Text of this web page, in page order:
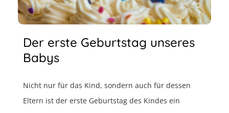
Der erste Geburtstag unseres
Babys
Nicht nur für das Kind, sondern auch für dessen
Eltern ist der erste Geburtstag des Kindes ein